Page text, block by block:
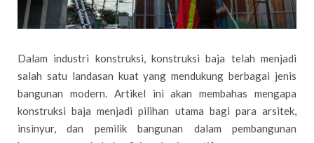
Dalam industri konstruksi, konstruksi baja telah menjadi
salah satu landasan kuat yang mendukung berbagai jenis
bangunan modern. Artikel ini akan membahas mengapa
konstruksi baja menjadi pilihan utama bagi para arsitek,
insinyur, dan pemilik bangunan dalam pembangunan